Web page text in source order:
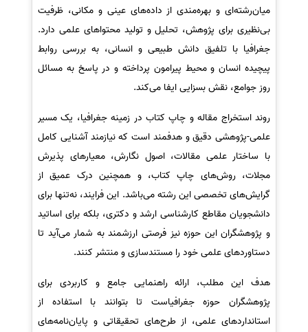
میان‌رشته‌ای و بهره‌مندی از داده‌های عینی و مکانی، ظرفیت
بی‌نظیری برای پژوهش، تحلیل و تولید محتواهای علمی دارد.
جغرافیا با تلفیق دانش طبیعی و انسانی، به بررسی روابط
پیچیده انسان و محیط پیرامون پرداخته و در پاسخ به مسائل
روز جوامع، نقش بسزایی ایفا می‌کند.
روند استخراج مقاله و چاپ کتاب در زمینه جغرافیا، یک مسیر
علمی-پژوهشی دقیق و هدفمند است که نیازمند آشنایی کامل
با ساختار علمی مقالات، اصول نگارش، معیارهای پذیرش
مجلات، روش‌های چاپ کتاب، و همچنین درک عمیق از
گرایش‌های تخصصی این رشته می‌باشد. این فرایند، نه‌تنها برای
دانشجویان مقاطع کارشناسی ارشد و دکتری، بلکه برای اساتید
و پژوهشگران این حوزه نیز فرصتی ارزشمند به شمار می‌آید تا
دستاوردهای علمی خود را مستندسازی و منتشر کنند.
هدف این مطلب، ارائه راهنمایی جامع و کاربردی برای
پژوهشگران حوزه جغرافیاست تا بتوانند با استفاده از
استانداردهای علمی، از طرح‌های تحقیقاتی و پایان‌نامه‌های